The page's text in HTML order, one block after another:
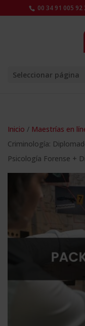
00 34 91 005 92
Seleccionar página
Inicio / Maestrías en
Criminología:
Psicología Forense +